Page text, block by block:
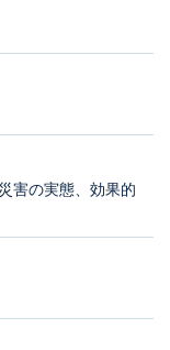
害の実態、効果的